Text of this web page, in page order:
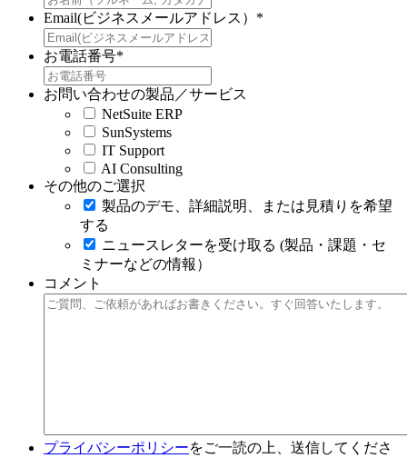
Email(ビジネスメールアドレス） *
お電話番号*
お問い合わせの製品／サービス
NetSuite ERP
SunSystems
IT Support
AI Consulting
その他のご選択
製品のデモ、詳細説明、または見積りを希望
する
ニュースレターを受け取る (製品・課題・セ
ミナーなどの情報）
コメント
プライバシーポリシーをご一読の上、送信してくださ